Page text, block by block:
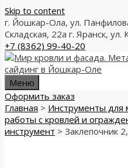
Skip to content
г. Йошкар-Ола, ул.
Складская, 22а г. Яранск, ул.
+7 (8362) 99-40-20
Меню
Оформить заказ
Главная > Инструменты для
работы с кровлей и
инструмент > Заклепочник